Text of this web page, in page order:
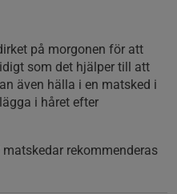
på morgonen för att
som det hjälper till att
även hälla i en matsked i
i håret efter
matskedar rekommenderas